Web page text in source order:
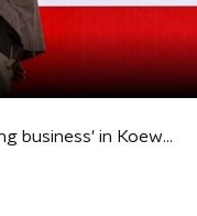
Zwarte magie is 'booming business' in Koeweit